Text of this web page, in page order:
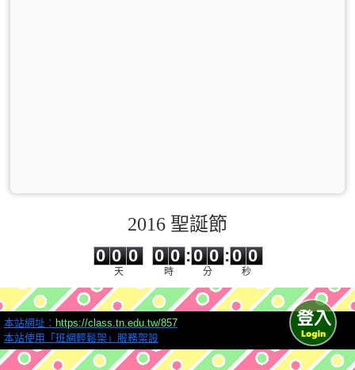
2016 聖誕節
0 0 0
天
0
0
0
時
:
0
0
0
0
分
:0 0
秒
本站網址： https://class.tn.edu.tw/857
本站使用「班網輕鬆架」服務架設